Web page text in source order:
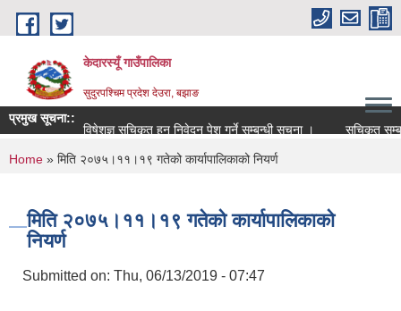
Skip to main content
केदारस्यूँ गाउँपालिका
सुदुरपश्चिम प्रदेश देउरा, बझाङ
प्रमुख सूचना::
विषेशज्ञ सूचिकृत हुन निवेदन पेश गर्ने सम्बन्धी सूचना ।
सूचिकृत
You are here
Home » मिति २०७५।११।१९ गतेको कार्यापालिकाको नियर्ण
मिति २०७५।११।१९ गतेको कार्यापालिकाको
नियर्ण
Submitted on: Thu, 06/13/2019 - 07:47